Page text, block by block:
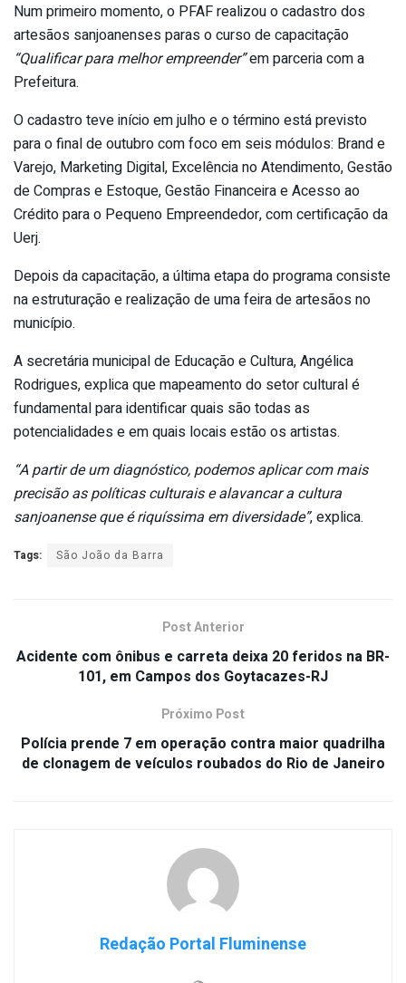
Num primeiro momento, o PFAF realizou o cadastro dos
artesãos sanjoanenses paras o curso de capacitação
“Qualificar para melhor empreender”em parceria com a
Prefeitura.
O cadastro teve início em julho e o término está previsto
para o final de outubro com foco em seis módulos: Brand e
Varejo, Marketing Digital, Excelência no Atendimento, Gestão
de Compras e Estoque, Gestão Financeira e Acesso ao
Crédito para o Pequeno Empreendedor, com certificação da
Uerj.
Depois da capacitação, a última etapa do programa consiste
na estruturação e realização de uma feira de artesãos no
município.
A secretária municipal de Educação e Cultura, Angélica
Rodrigues, explica que mapeamento do setor cultural é
fundamental para identificar quais são todas as
potencialidades e em quais locais estão os artistas.
“A partir de um diagnóstico, podemos aplicar com mais
precisão as políticas culturais e alavancar a cultura
sanjoanense que é riquíssima em diversidade”, explica.
Tags: São João da Barra
Post Anterior
Acidente com ônibus e carreta deixa 20 feridos na BR-
101, em Campos dos Goytacazes-RJ
Próximo Post
Polícia prende 7 em operação contra maior quadrilha
de clonagem de veículos roubados do Rio de Janeiro
Redação Portal Fluminense